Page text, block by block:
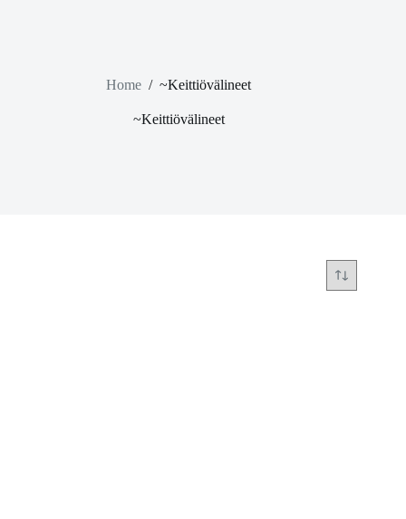
Home / ~Keittiövälineet
~Keittiövälineet